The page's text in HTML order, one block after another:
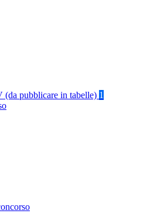
(da pubblicare in tabelle) 1